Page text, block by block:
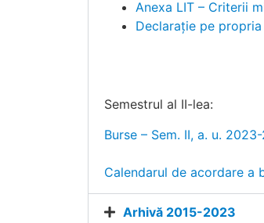
Anexa LIT – Criterii
Declarație pe
Semestrul al II-lea:
Burse – Sem. II, a. u.
Calendarul de acordare a
Arhivă 2015-2023